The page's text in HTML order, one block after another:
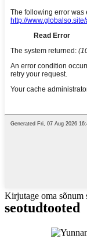
Kirjutage oma sõnum
seotudtooted